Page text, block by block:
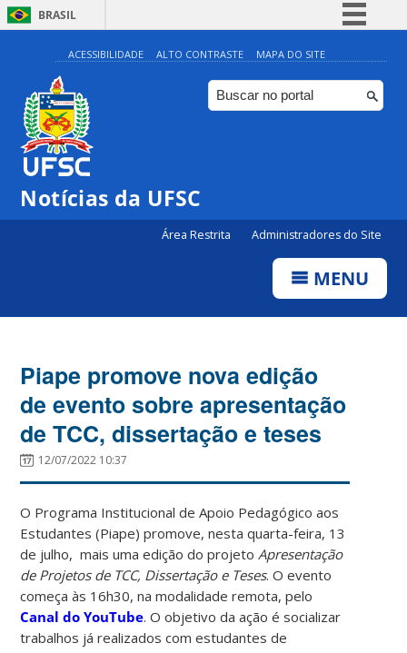
BRASIL
Simplifique!
Comunica BR
Participe
ACESSIBILIDADE ALTO CONTRASTE MAPA DO SITE
Notícias da UFSC
Área Restrita Administradores do Site
MENU
Piape promove nova edição
de evento sobre apresentação
de TCC, dissertação e teses
12/07/2022 10:37
O Programa Institucional de Apoio Pedagógico aos
Estudantes (Piape) promove, nesta quarta-feira, 13
de julho, mais uma edição do projeto Apresentação
de Projetos de TCC, Dissertação e Teses. O evento
começa às 16h30, na modalidade remota, pelo
Canal do YouTube. O objetivo da ação é socializar
trabalhos já realizados com estudantes de